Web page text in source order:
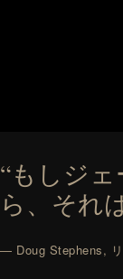
“もしジ
ら、それ
— Doug Stephens, リ